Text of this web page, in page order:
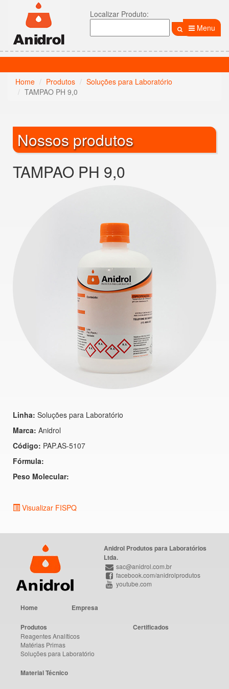
Localizar Produto:
Menu
Home Produtos
Soluções para Laboratório
TAMPAO PH 9,0
Nossos produtos
TAMPAO PH 9,0
Linha: Soluções para Laboratório
Marca: Anidrol
Código: PAP.AS-5107
Fórmula:
Peso Molecular:
Visualizar FISPQ
Anidrol Produtos para Laboratórios
Ltda.
sac@anidrol.com.br
facebook.com/anidrolprodutos
youtube.com
Home Empresa
Produtos
Reagentes Analíticos
Matérias Primas
Soluções para Laboratório
Certificados
Material Técnico